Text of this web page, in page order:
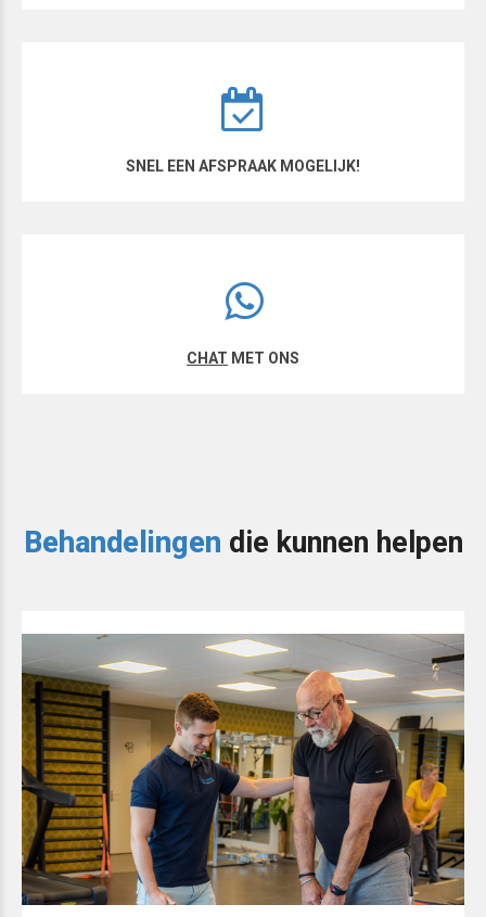
SNEL EEN AFSPRAAK MOGELIJK!
CHAT MET ONS
Behandelingen die kunnen helpen